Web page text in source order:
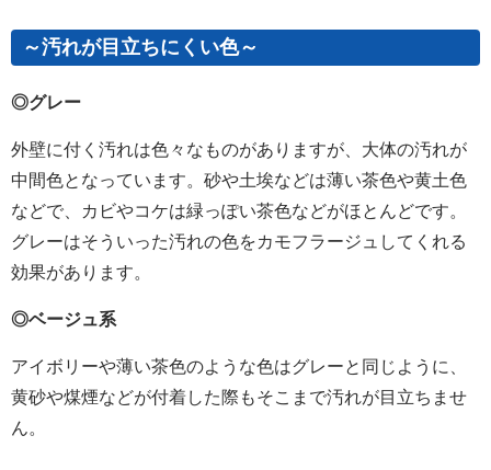
～汚れが目立ちにくい色～
◎グレー
外壁に付く汚れは色々なものがありますが、大体の汚れが
中間色となっています。砂や土埃などは薄い茶色や黄土色
などで、カビやコケは緑っぽい茶色などがほとんどです。
グレーはそういった汚れの色をカモフラージュしてくれる
効果があります。
◎ベージュ系
アイボリーや薄い茶色のような色はグレーと同じように、
黄砂や煤煙などが付着した際もそこまで汚れが目立ちませ
ん。